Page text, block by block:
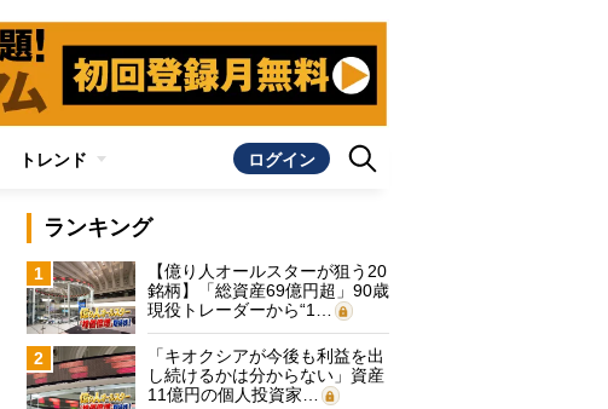
トレンド ログイン
ランキング
1
【億り人オールスターが狙う20
銘柄】「総資産69億円超」90歳
現役トレーダーから“1…
2
「キオクシアが今後も利益を出
し続けるかは分からない」資産
11億円の個人投資家…